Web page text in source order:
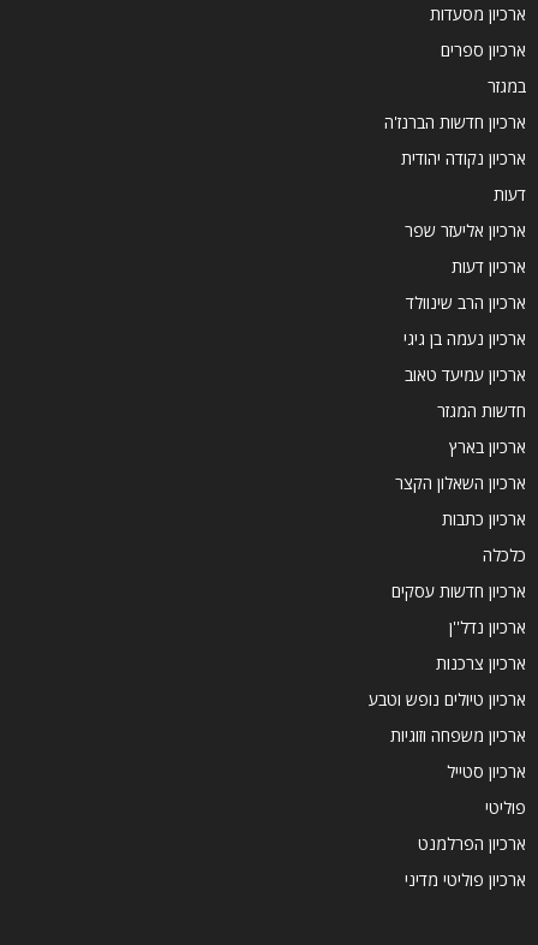
ארכיון מסעדות
ארכיון ספרים
במגזר
ארכיון חדשות הברנז'ה
ארכיון נקודה יהודית
דעות
ארכיון אליעזר שפר
ארכיון דעות
ארכיון הרב שינוולד
ארכיון נעמה בן גיגי
ארכיון עמיעד טאוב
חדשות המגזר
ארכיון בארץ
ארכיון השאלון הקצר
ארכיון כתבות
כלכלה
ארכיון חדשות עסקים
ארכיון נדל''ן
ארכיון צרכנות
ארכיון טיולים נופש וטבע
ארכיון משפחה וזוגיות
ארכיון סטייל
פוליטי
ארכיון הפרלמנט
ארכיון פוליטי מדיני